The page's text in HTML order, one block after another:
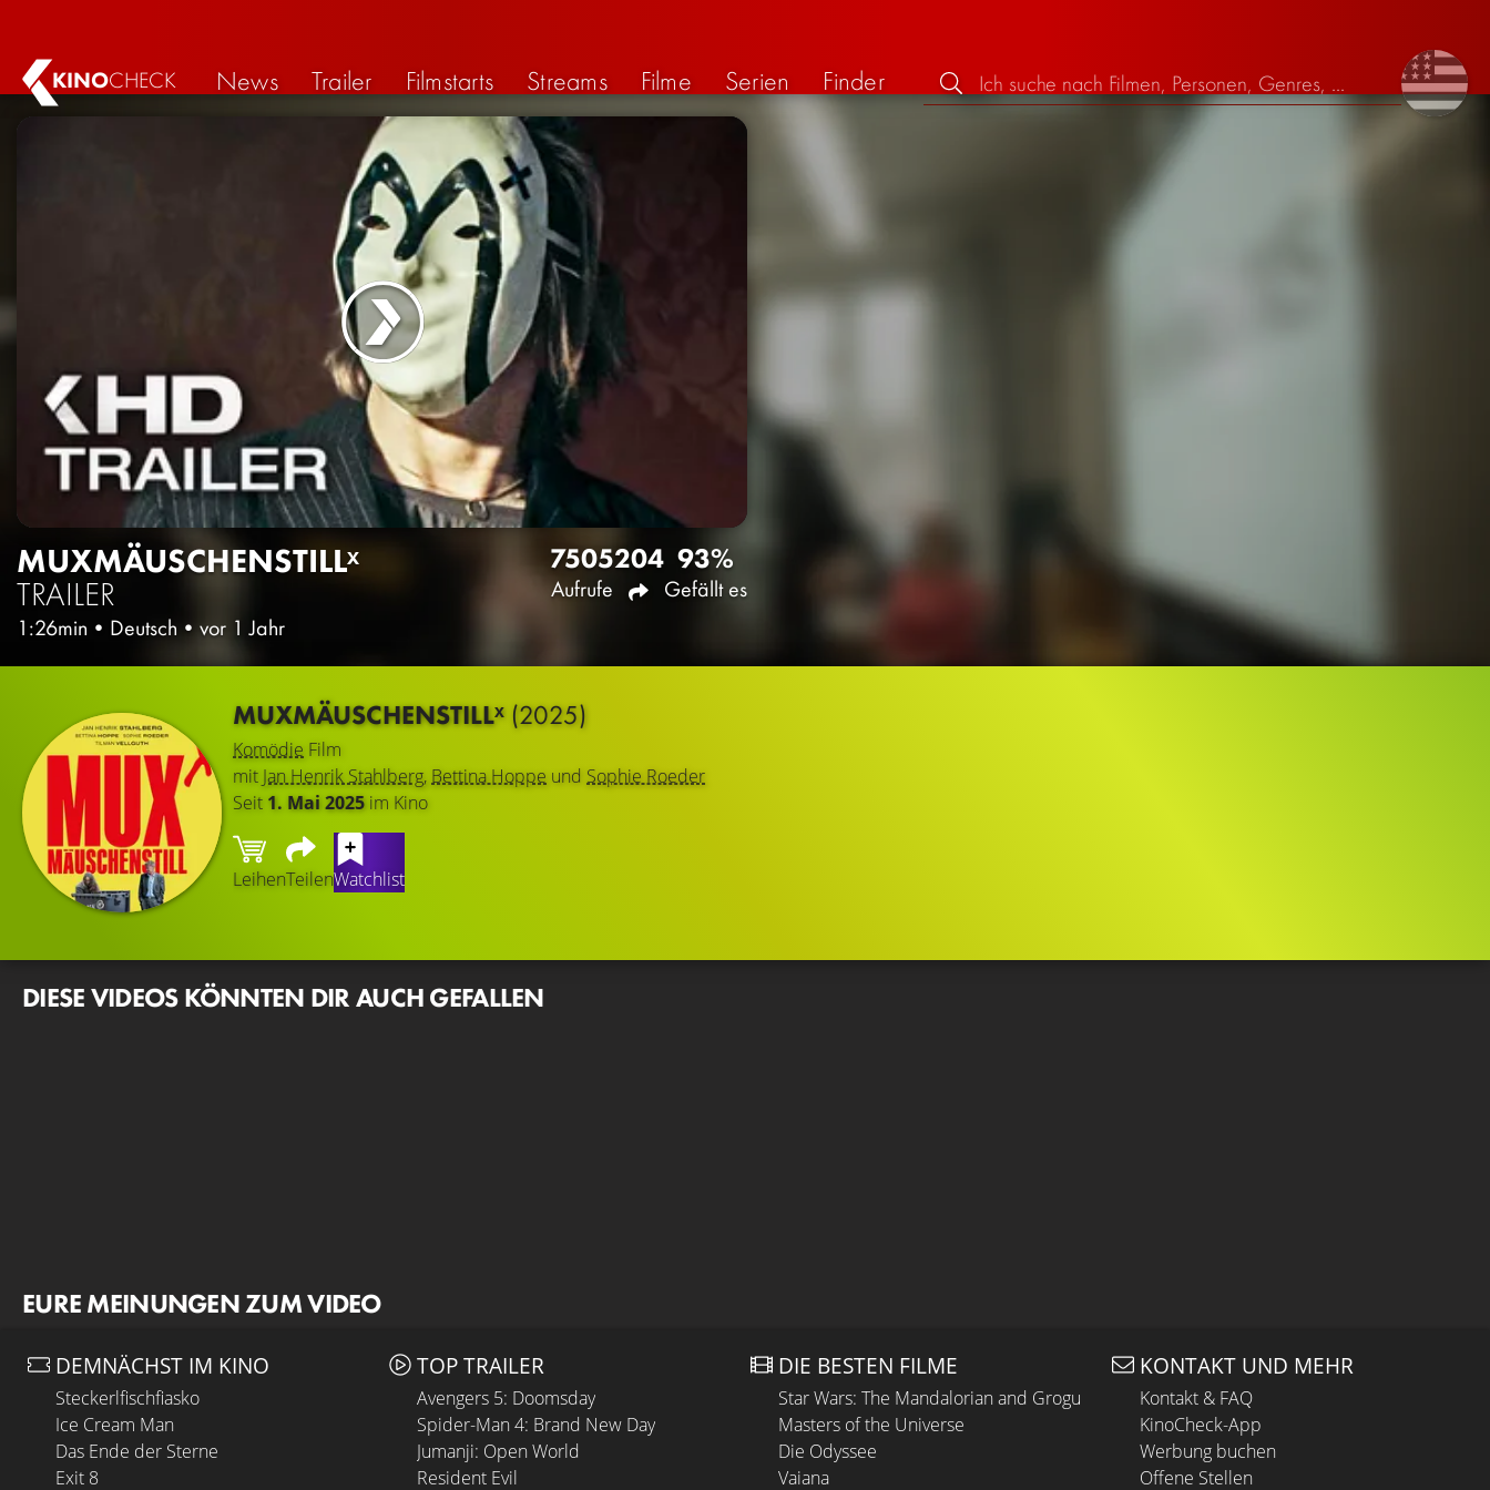
KINOCHECK News Trailer Filmstarts Streams Filme Serien Finder
MUXMÄUSCHENSTILLˣ
TRAILER
1:26min • Deutsch • vor 1 Jahr
7505
Aufrufe
204 93%
Gefällt es
MUXMÄUSCHENSTILLˣ (2025)
Komödie Film
mit Jan Henrik Stahlberg, Bettina Hoppe und Sophie Roeder
Seit 1. Mai 2025im Kino
LeihenTeilenWatchlist
DIESE VIDEOS KÖNNTEN DIR AUCH GEFALLEN
EURE MEINUNGEN ZUM VIDEO
DEMNÄCHST IM KINO
Steckerlfischfiasko
Ice Cream Man
Das Ende der Sterne
Exit 8
TOP TRAILER
Avengers 5: Doomsday
Spider-Man 4: Brand New Day
Jumanji: Open World
Resident Evil
DIE BESTEN FILME
Star Wars: The Mandalorian and Grogu
Masters of the Universe
Die Odyssee
Vaiana
KONTAKT UND MEHR
Kontakt & FAQ
KinoCheck-App
Werbung buchen
Offene Stellen